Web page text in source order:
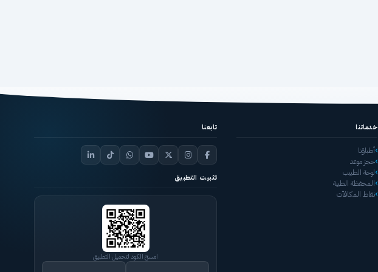
خدماتنا
أطباؤنا
حجز موعد
لوحة الطبيب
المحفظة الطبية
نقاط المكافآت
تابعنا
تثبيت التطبيق
امسح الكود لتحميل التطبيق